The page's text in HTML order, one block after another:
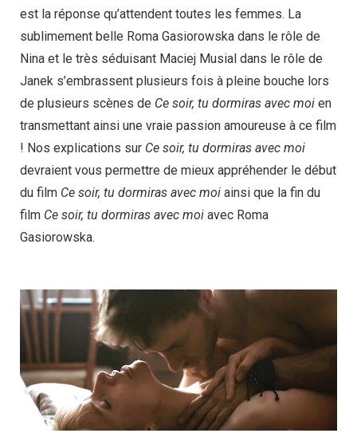
est la réponse qu’attendent toutes les femmes. La
sublimement belle Roma Gasiorowska dans le rôle de
Nina et le très séduisant Maciej Musial dans le rôle de
Janek s’embrassent plusieurs fois à pleine bouche lors
de plusieurs scènes de Ce soir, tu dormiras avec moi en
transmettant ainsi une vraie passion amoureuse à ce film
! Nos explications sur Ce soir, tu dormiras avec moi
devraient vous permettre de mieux appréhender le début
du film Ce soir, tu dormiras avec moi ainsi que la fin du
film Ce soir, tu dormiras avec moi avec Roma
Gasiorowska.